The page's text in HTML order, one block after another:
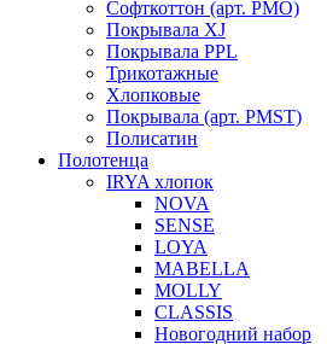
Софткоттон (арт. PMO)
Покрывала XJ
Покрывала PPL
Трикотажные
Хлопковые
Покрывала (арт. PMST)
Полисатин
Полотенца
IRYA хлопок
NOVA
SENSE
LOYA
MABELLA
MOLLY
CLASSIS
Новогодний набор